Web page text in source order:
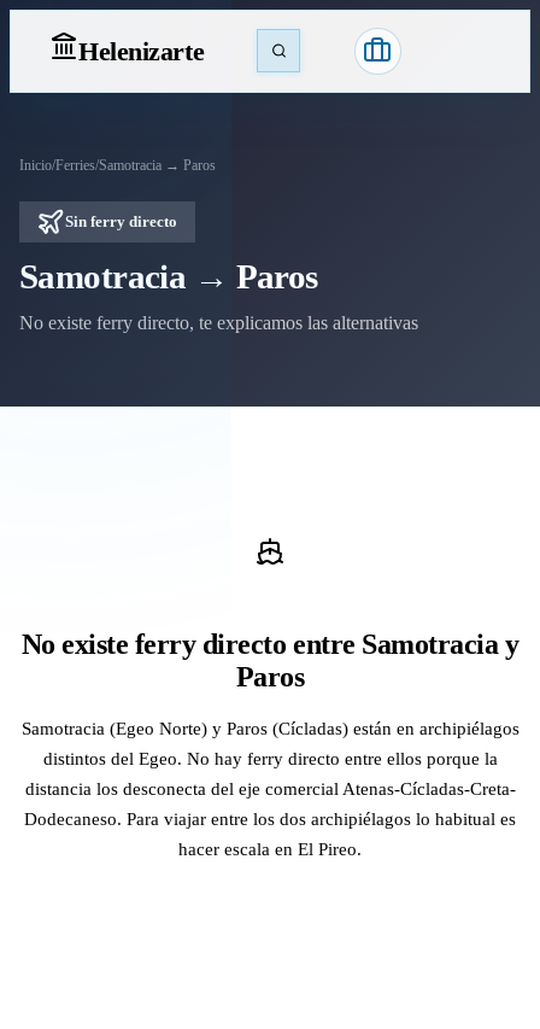
Helenizarte
Inicio/Ferries/Samotracia → Paros
Sin ferry directo
Samotracia → Paros
No existe ferry directo, te explicamos las alternativas
No existe ferry directo entre Samotracia y
Paros
Samotracia (Egeo Norte) y Paros (Cícladas) están en archipiélagos
distintos del Egeo. No hay ferry directo entre ellos porque la
distancia los desconecta del eje comercial Atenas-Cícladas-Creta-
Dodecaneso. Para viajar entre los dos archipiélagos lo habitual es
hacer escala en El Pireo.